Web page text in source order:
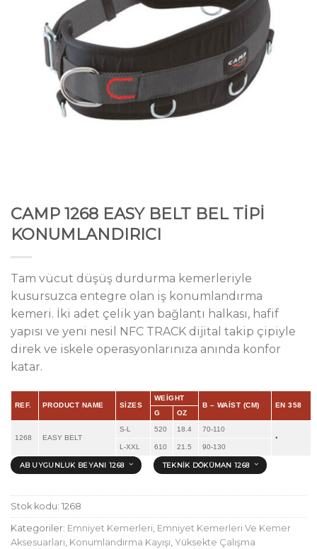
CAMP 1268 EASY BELT BEL TİPİ
KONUMLANDIRICI
Tam vücut düşüş durdurma kemerleriyle
kusursuzca entegre olan iş konumlandırma
kemeri. İki adet çelik yan bağlantı halkası, hafif
yapısı ve yeni nesil NFC TRACK dijital takip çipiyle
direk ve iskele operasyonlarınıza anında konfor
katar.
REF. PRODUCT NAME SIZES
WEIGHT
B – WAIST (CM)
EN 358
G
OZ
1268 EASY BELT
S-L 520 18.4
70-110
•
L-XXL
610 21.5 90-130
AB UYGUNLUK BEYANI 1268 TEKNIK DÖKÜMAN 1268
Stok kodu: 1268
Kategoriler: Emniyet Kemerleri, Emniyet Kemerleri Ve Kemer
Aksesuarları, Konumlandırma Kayışı, Yüksekte Çalışma